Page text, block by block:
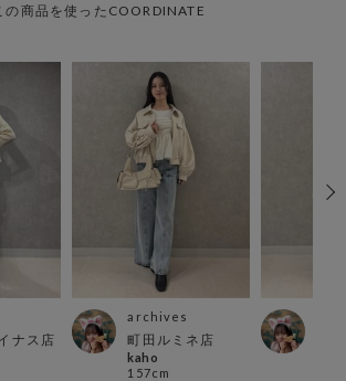
の商品を使ったCOORDINATE
ナス店
archives
町田ルミネ店
kaho
157cm